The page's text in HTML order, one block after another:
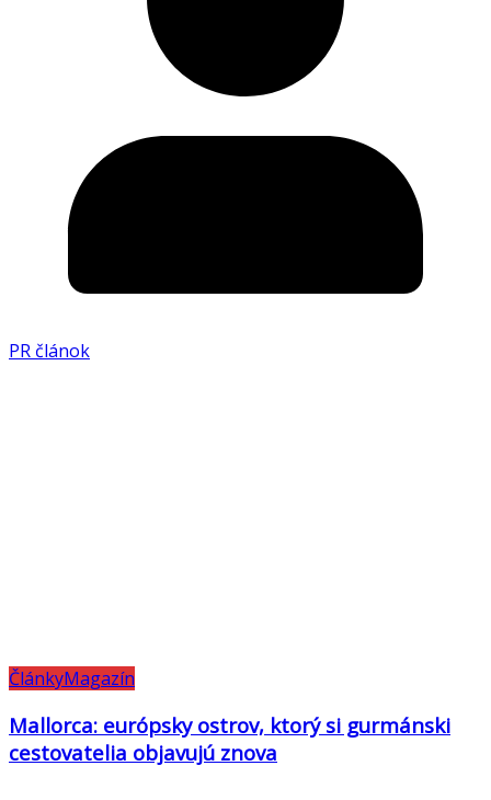
PR článok
ČlánkyMagazín
Mallorca: európsky ostrov, ktorý si gurmánski
cestovatelia objavujú znova